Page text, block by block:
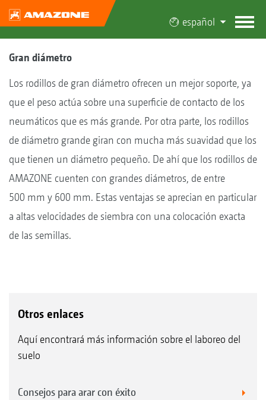
español
Gran diámetro
Los rodillos de gran diámetro ofrecen un mejor soporte, ya
que el peso actúa sobre una superficie de contacto de los
neumáticos que es más grande. Por otra parte, los rodillos
de diámetro grande giran con mucha más suavidad que los
que tienen un diámetro pequeño. De ahí que los rodillos de
AMAZONE cuenten con grandes diámetros, de entre
500 mm y 600 mm. Estas ventajas se aprecian en particular
a altas velocidades de siembra con una colocación exacta
de las semillas.
Otros enlaces
Aquí encontrará más información sobre el laboreo del
suelo
Consejos para arar con éxito